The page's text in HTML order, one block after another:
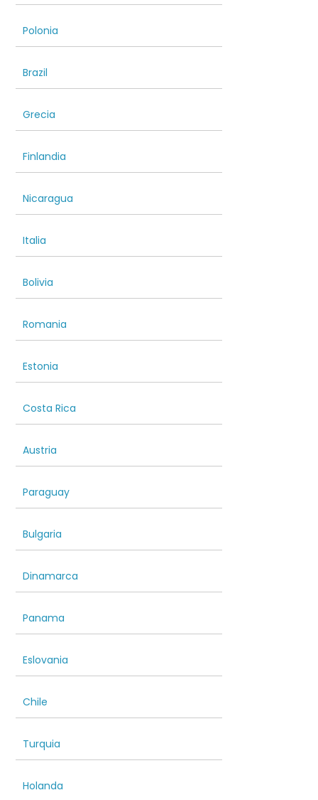
Polonia
Brazil
Grecia
Finlandia
Nicaragua
Italia
Bolivia
Romania
Estonia
Costa Rica
Austria
Paraguay
Bulgaria
Dinamarca
Panama
Eslovania
Chile
Turquia
Holanda